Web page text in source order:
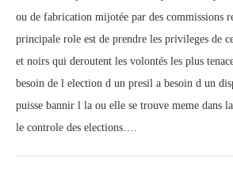
ou de fabrication mijotée par des commissions
principale role est de prendre les privileges de
et noirs qui deroutent les volontés les plus
besoin de l election d un presil a besoin d un
puisse bannir l la ou elle se trouve meme dans
le controle des elections….